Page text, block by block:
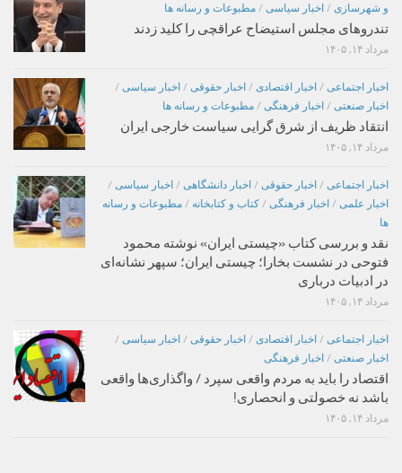
و شهرسازی / اخبار سیاسی / مطبوعات و رسانه ها
تندروهای مجلس استیضاح عراقچی را کلید زدند
مرداد ۱۴, ۱۴۰۵
اخبار اجتماعی / اخبار اقتصادی / اخبار حقوقی / اخبار سیاسی /
اخبار صنعتی / اخبار فرهنگی / مطبوعات و رسانه ها
انتقاد ظریف از شرق گرایی سیاست خارجی ایران
مرداد ۱۴, ۱۴۰۵
اخبار اجتماعی / اخبار حقوقی / اخبار دانشگاهی / اخبار سیاسی /
اخبار علمی / اخبار فرهنگی / کتاب و کتابخانه / مطبوعات و رسانه
ها
نقد و بررسی کتاب «چیستی ایران» نوشته محمود
فتوحی در نشست بخارا؛ چیستی ایران؛ سپهر نشانه‌ای
در ادبیات درباری
مرداد ۱۴, ۱۴۰۵
اخبار اجتماعی / اخبار اقتصادی / اخبار حقوقی / اخبار سیاسی /
اخبار صنعتی / اخبار فرهنگی
اقتصاد را باید به مردم واقعی سپرد / واگذاری‌ها واقعی
باشد نه خصولتی و انحصاری!
مرداد ۱۴, ۱۴۰۵